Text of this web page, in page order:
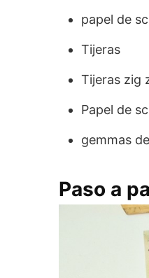
papel de
Tijeras
Tijeras zig
Papel de
gemmas
Paso a